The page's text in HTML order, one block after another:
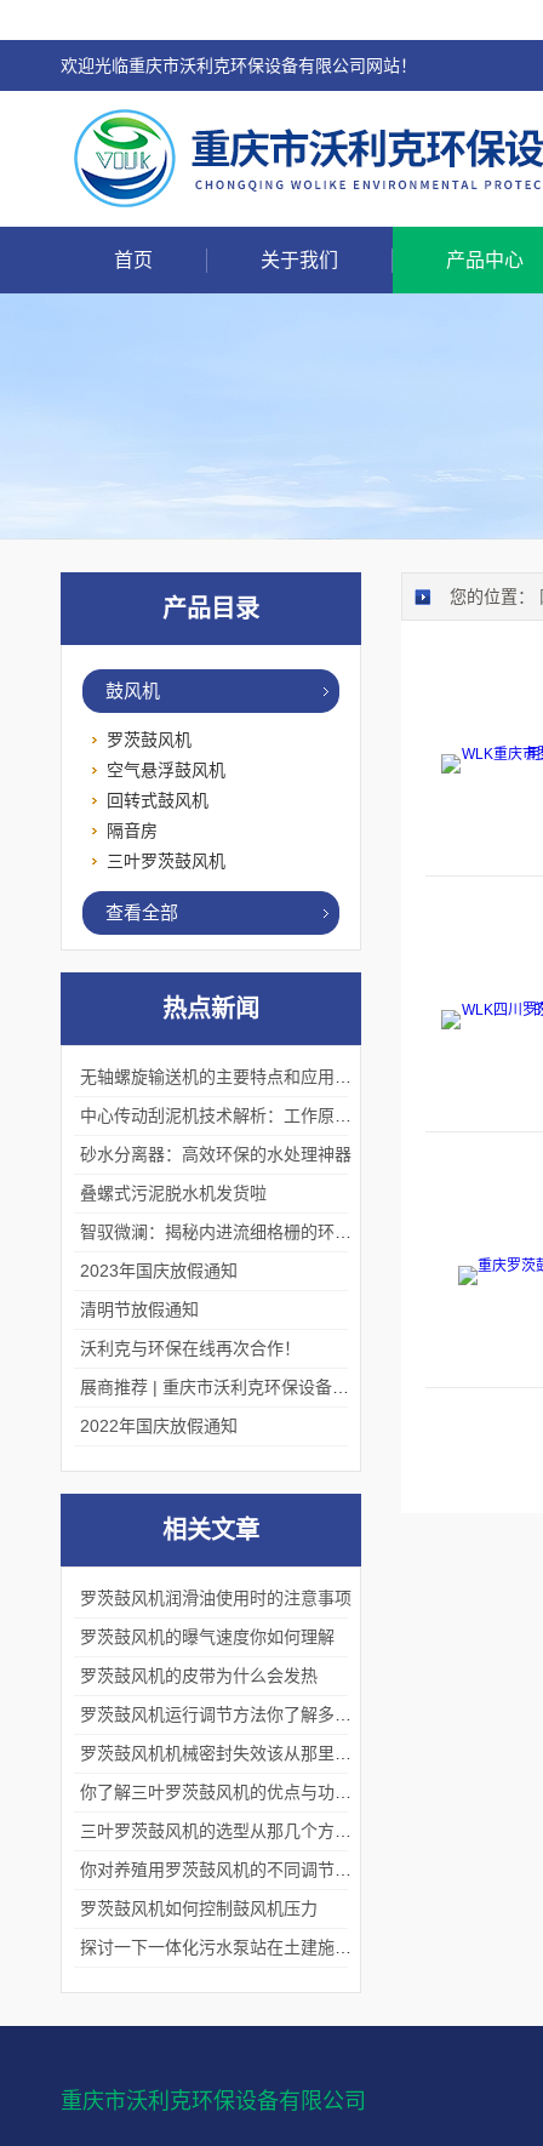
欢迎光临重庆市沃利克环保设备有限公司网站！
首页 关于我们 产品中心
产品目录
鼓风机
罗茨鼓风机
空气悬浮鼓风机
回转式鼓风机
隔音房
三叶罗茨鼓风机
查看全部
热点新闻
砂水分离器：高效环保的水处理神器
叠螺式污泥脱水机发货啦
2023年国庆放假通知
清明节放假通知
沃利克与环保在线再次合作！
2022年国庆放假通知
相关文章
罗茨鼓风机润滑油使用时的注意事项
罗茨鼓风机的曝气速度你如何理解
罗茨鼓风机的皮带为什么会发热
罗茨鼓风机如何控制鼓风机压力
您的位置：
重庆市沃利克环保设备有限公司